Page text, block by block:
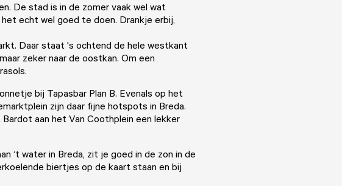
De stad is in de zomer vaak wel wat
echt wel goed te doen. Drankje erbij,
Daar staat 's ochtend de hele westkant
zeker naar de oostkan. Om een
bij Tapasbar Plan B. Evenals op het
zijn daar fijne hotspots in Breda.
aan het Van Coothplein een lekker
‘t water in Breda, zit je goed in de zon in de
biertjes op de kaart staan en bij